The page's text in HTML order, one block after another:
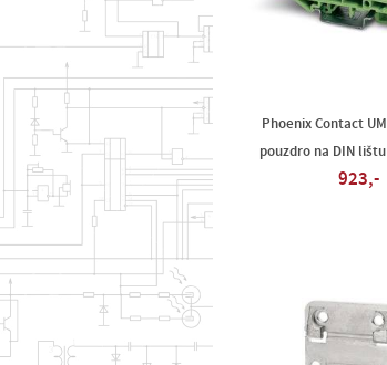
Phoenix Contact
pouzdro na DIN
923,-